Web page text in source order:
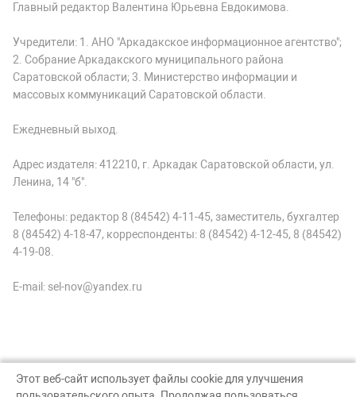
Главный редактор Валентина Юрьевна Евдокимова.
Учредители: 1. АНО "Аркадакское информационное агентство";
2. Собрание Аркадакского муниципального района
Саратовской области; 3. Министерство информации и
массовых коммуникаций Саратовской области.
Ежедневный выход.
Адрес издателя: 412210, г. Аркадак Саратовской области, ул.
Ленина, 14 "б".
Телефоны: редактор 8 (84542) 4-11-45, заместитель, бухгалтер
8 (84542) 4-18-47, корреспонденты: 8 (84542) 4-12-45, 8 (84542)
4-19-08.
E-mail: sel-nov@yandex.ru
Этот веб-сайт использует файлы cookie для улучшения